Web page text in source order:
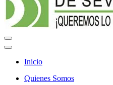
Menú
de
Menú
navegación
Inicio
Quienes Somos